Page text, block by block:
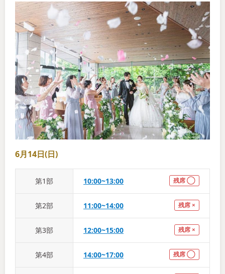
6月14日(日)
第1部 10:00~13:00 残席 ◯
第2部 11:00~14:00 残席 ×
第3部 12:00~15:00 残席 ×
第4部 14:00~17:00 残席 ◯